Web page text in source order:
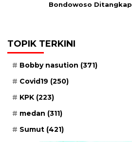
Bondowoso Ditangkap
TOPIK TERKINI
Bobby nasution (371)
Covid19 (250)
KPK (223)
medan (311)
Sumut (421)